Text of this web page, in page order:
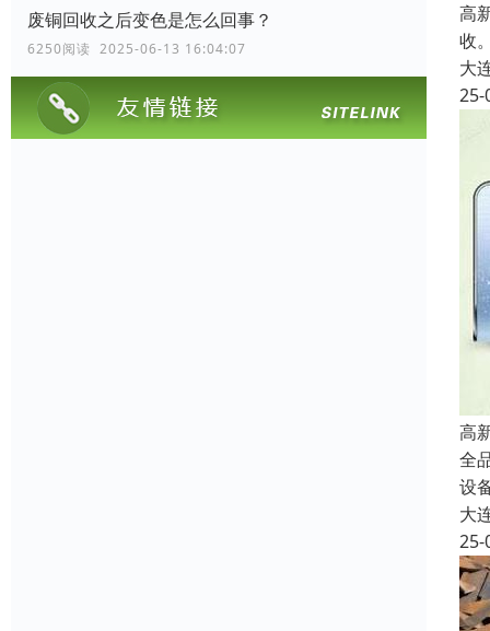
废铜回收之后变色是怎么回事？
6250阅读 2025-06-13 16:04:07
高
收
大
25-
高
全
设
大
25-